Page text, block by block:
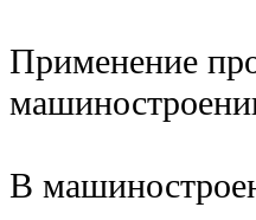
Применение
В